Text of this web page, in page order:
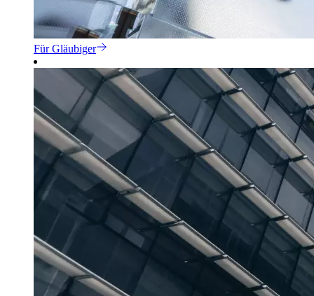
Für Gläubiger